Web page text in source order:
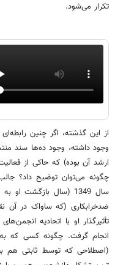
تکرار می‌شود.
از این گذشته، اگر چنین
وجود داشته، وجود ده‌ها سند
ارشد آن بوده) که حاکی از
چگونه می‌توان توضیح داد؟
سال 1349 (سال
ضدخرابکاری (که ساواک در آن
تأثیرگذار او با اتحادیه
انجام گرفت. چگونه کسی که به
(اصطلاحی که توسط ثابتی هم